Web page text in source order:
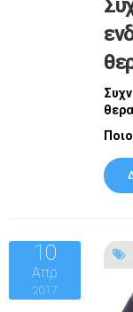
Ποιο
10
Απρ
2017